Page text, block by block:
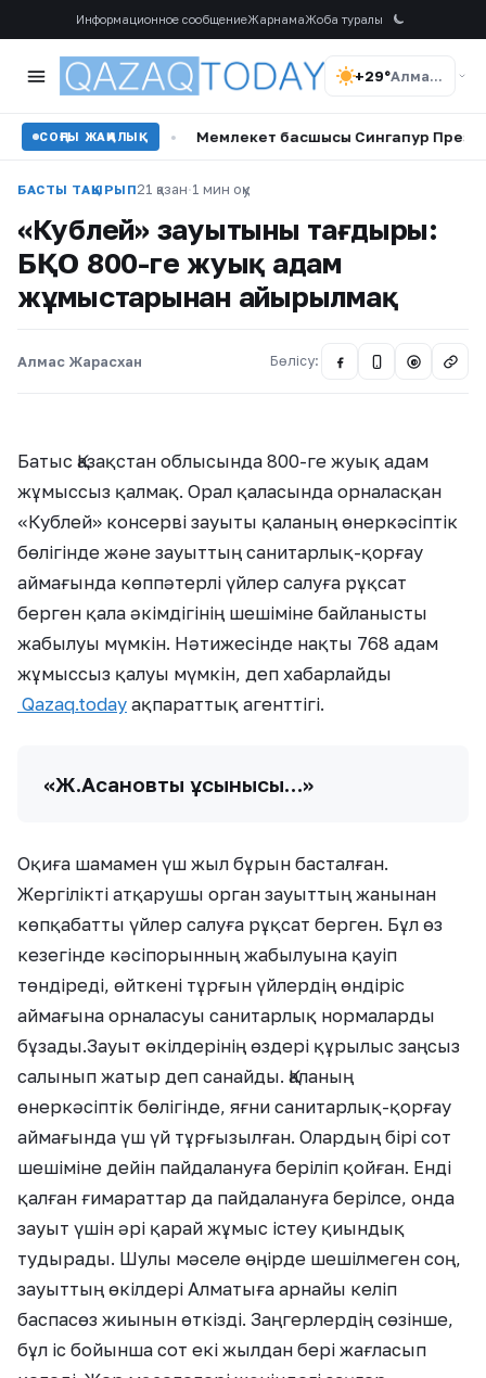
Информационное сообщениеЖарнамаЖоба туралы
+29° Алматы
СОҢҒЫ ЖАҢАЛЫҚ
• Мемлекет басшысы Сингапур Президентін
БАСТЫ ТАҚЫРЫП21 қазан·1 мин оқу
«Кублей» зауытының тағдыры:
БҚО 800-ге жуық адам
жұмыстарынан айырылмақ
Алмас Жарасхан Бөлісу: @
Батыс Қазақстан облысында 800-ге жуық адам
жұмыссыз қалмақ. Орал қаласында орналасқан
«Кублей» консерві зауыты қаланың өнеркәсіптік
бөлігінде және зауыттың санитарлық-қорғау
аймағында көппәтерлі үйлер салуға рұқсат
берген қала әкімдігінің шешіміне байланысты
жабылуы мүмкін. Нәтижесінде нақты 768 адам
жұмыссыз қалуы мүмкін, деп хабарлайды
Qazaq.today ақпараттық агенттігі.
«Ж.Асановтың ұсынысы…»
Оқиға шамамен үш жыл бұрын басталған.
Жергілікті атқарушы орган зауыттың жанынан
көпқабатты үйлер салуға рұқсат берген. Бұл өз
кезегінде кәсіпорынның жабылуына қауіп
төндіреді, өйткені тұрғын үйлердің өндіріс
аймағына орналасуы санитарлық нормаларды
бұзады.Зауыт өкілдерінің өздері құрылыс заңсыз
салынып жатыр деп санайды. Қаланың
өнеркәсіптік бөлігінде, яғни санитарлық-қорғау
аймағында үш үй тұрғызылған. Олардың бірі сот
шешіміне дейін пайдалануға беріліп қойған. Енді
қалған ғимараттар да пайдалануға берілсе, онда
зауыт үшін әрі қарай жұмыс істеу қиындық
тудырады. Шулы мәселе өңірде шешілмеген соң,
зауыттың өкілдері Алматыға арнайы келіп
баспасөз жиынын өткізді. Заңгерлердің сөзінше,
бұл іс бойынша сот екі жылдан бері жағласып